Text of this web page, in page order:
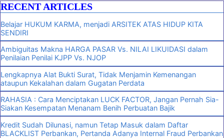
RECENT ARTICLES
Belajar HUKUM KARMA, menjadi ARSITEK ATAS HIDUP KITA
SENDIRI
Ambiguitas Makna HARGA PASAR Vs. NILAI LIKUIDASI dalam
Penilaian Penilai KJPP Vs. NJOP
Lengkapnya Alat Bukti Surat, Tidak Menjamin Kemenangan
ataupun Kekalahan dalam Gugatan Perdata
RAHASIA : Cara Menciptakan LUCK FACTOR, Jangan Pernah Sia-
Siakan Kesempatan Menanam Benih Perbuatan Bajik
Kredit Sudah Dilunasi, namun Tetap Masuk dalam Daftar
BLACKLIST Perbankan, Pertanda Adanya Internal Fraud Perbankan